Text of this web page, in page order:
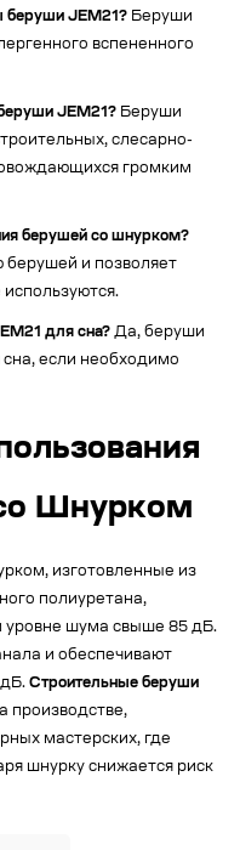
беруши JEM21? Беруши
вспененного
JEM21? Беруши
слесарно-
громким
берушей со шнурком?
и позволяет
используются.
для сна? Да, беруши
если необходимо
Шнурком
изготовленные из
полиуретана,
уровне шума свыше 85 дБ.
и обеспечивают
дБ. Строительные беруши
производстве,
мастерских, где
шнурку снижается риск